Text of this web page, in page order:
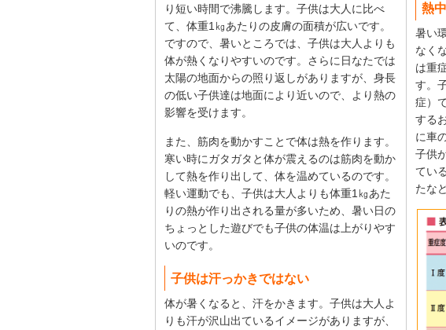
り短い時間で沸騰します。子供は大人に比べ
て、体重1㎏あたりの皮膚の面積が広いです。
ですので、暑いところでは、子供は大人よりも
体が熱くなりやすいのです。さらに日なたでは
太陽の地面からの照り返しがありますが、身長
の低い子供達は地面により近いので、より熱の
影響を受けます。
また、筋肉を動かすことで体は熱を作ります。
寒い時にガタガタと体が震えるのは筋肉を動か
して熱を作り出して、体を温めているのです。
軽い運動でも、子供は大人よりも体重1㎏あた
りの熱が作り出される量が多いため、暑い日の
ちょっとした遊びでも子供の体温は上がりやす
いのです。
子供は汗っかきではない
体が暑くなると、汗をかきます。子供は大人よ
りも汗が沢山出ているイメージがありますが、
熱
暑い
なく
は重
す。
症）
する
に車
子供
てい
たな